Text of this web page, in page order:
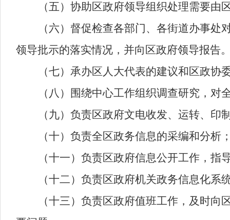
（五）协助区政府领导组织处理需要
（六）督促检查各部门、各街道办事
领导批示的落实情况，并向区政府领导报告
（七）承办区人大代表的建议和区政协
（八）围绕中心工作组织调查研究，
（九）负责区政府文电收发、运转、
（十）负责全区政务信息的采编和分
（十一）负责区政府信息公开工作，指
（十二）负责区政府机关政务信息化
（十三）负责区政府值班工作，及时